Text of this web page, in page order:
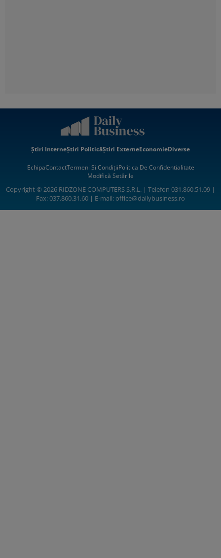
Știri InterneȘtiri PoliticăȘtiri ExterneEconomieDiverse
EchipaContactTermeni Si CondițiiPolitica De Confidentialitate
Modifică Setările
Copyright © 2026 RIDZONE COMPUTERS S.R.L. | Telefon 031.860.51.09 |
Fax: 037.860.31.60 | E-mail:office@dailybusiness.ro